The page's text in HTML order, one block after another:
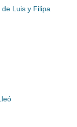
Luis y Filipa